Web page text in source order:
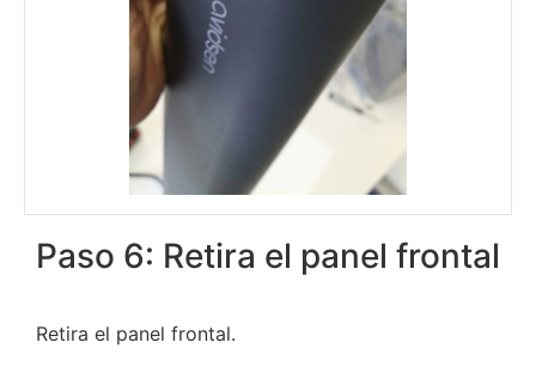
Paso 6: Retira el panel frontal
Retira el panel frontal.